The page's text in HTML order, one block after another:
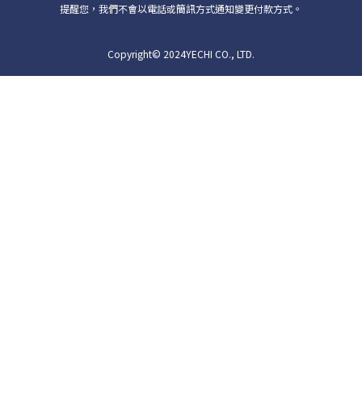
提醒您，我們不會以電話或簡訊方式通知變更付款方式。
Copyright© 2024YECHI CO., LTD.